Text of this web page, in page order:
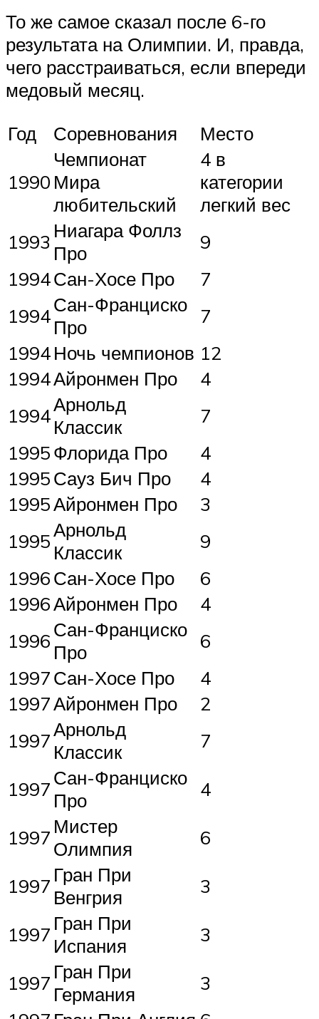
То же самое сказал после 6-го
результата на Олимпии. И, правда,
чего расстраиваться, если впереди
медовый месяц.
Год
Соревнования Место
1990
Чемпионат
Мира
любительский
4 в
категории
легкий вес
1993 Ниагара Фоллз
Про
9
1994Сан-Хосе Про
7
1994Сан-Франциско
Про
7
1994Ночь чемпионов 12
1994Айронмен Про
4
1994Арнольд
Классик
7
1995Флорида Про
4
1995Сауз Бич Про
4
1995Айронмен Про
3
1995Арнольд
Классик
9
1996Сан-Хосе Про
6
1996Айронмен Про
4
1996Сан-Франциско
Про
6
1997Сан-Хосе Про
4
1997Айронмен Про
2
1997Арнольд
Классик
7
1997Сан-Франциско
Про
4
1997 Мистер
Олимпия
6
1997 Гран При
Венгрия
3
1997 Гран При
Испания
3
1997 Гран При
Германия
3